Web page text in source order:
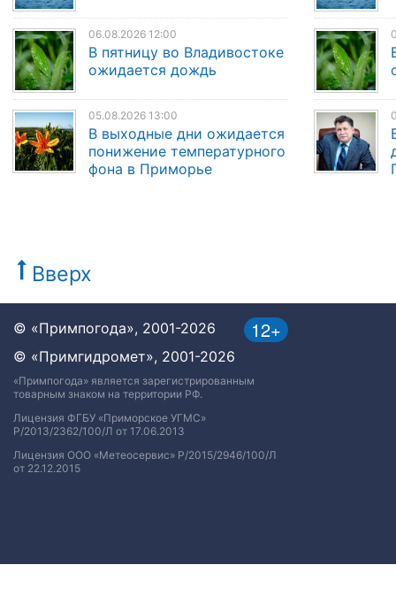
06.08.2026 12:00
В пятницу во Владивостоке
ожидается дождь
05.08.2026 13:00
В выходные дни ожидается
понижение температурного
фона в Приморье
Вверх
12+
© «Примпогода», 2001-2026
© «Примгидромет», 2001-2026
«Примпогода» является зарегистрированным
товарным знаком на территории РФ.
Лицензия ФГБУ «Приморское УГМС»
Р/2013/2362/100/Л от 17.06.2013
Лицензия ООО «Метеосервис» Р/2015/2946/100/Л
от 22.12.2015